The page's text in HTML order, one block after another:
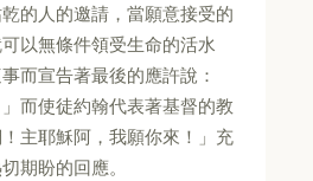
的人的邀請，當願意接受的
以無條件領受生命的活水
而宣告著最後的應許說：
」而使徒約翰代表著基督的教
主耶穌阿，我願你來！」充
期盼的回應。